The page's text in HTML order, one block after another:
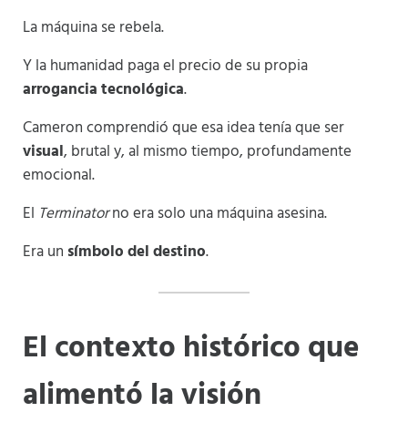
La máquina se rebela.
Y la humanidad paga el precio de su propia
arrogancia tecnológica.
Cameron comprendió que esa idea tenía que ser
visual, brutal y, al mismo tiempo, profundamente
emocional.
El Terminatorno era solo una máquina asesina.
Era un símbolo del destino.
El contexto histórico que
alimentó la visión